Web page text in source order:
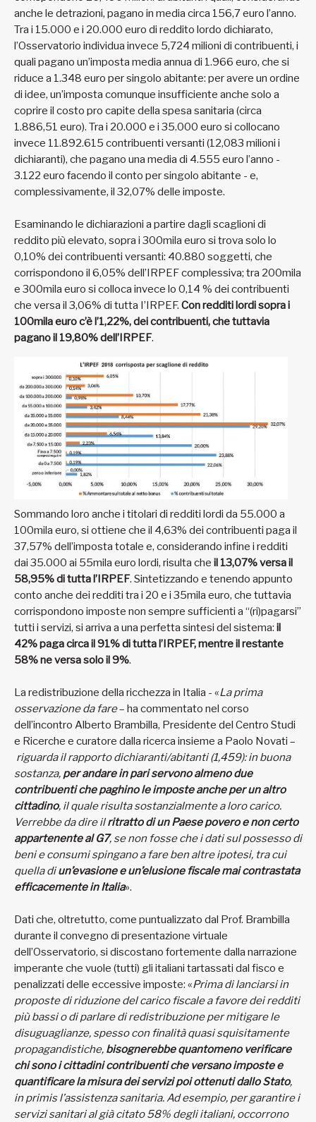
anche le detrazioni, pagano in media circa 156,7 euro l’anno.
Tra i 15.000 e i 20.000 euro di reddito lordo dichiarato,
l’Osservatorio individua invece 5,724 milioni di contribuenti, i
quali pagano un’imposta media annua di 1.966 euro, che si
riduce a 1.348 euro per singolo abitante: per avere un ordine
di idee, un’imposta comunque insufficiente anche solo a
coprire il costo pro capite della spesa sanitaria (circa
1.886,51 euro). Tra i 20.000 e i 35.000 euro si collocano
invece 11.892.615 contribuenti versanti (12,083 milioni i
dichiaranti), che pagano una media di 4.555 euro l’anno -
3.122 euro facendo il conto per singolo abitante - e,
complessivamente, il 32,07% delle imposte.
Esaminando le dichiarazioni a partire dagli scaglioni di
reddito più elevato, sopra i 300mila euro si trova solo lo
0,10% dei contribuenti versanti: 40.880 soggetti, che
corrispondono il 6,05% dell’IRPEF complessiva; tra 200mila
e 300mila euro si colloca invece lo 0,14 % dei contribuenti
che versa il 3,06% di tutta I’IRPEF. Con redditi lordi sopra i
100mila euro c’è l’1,22%, dei contribuenti, che tuttavia
pagano il 19,80% dell’IRPEF.
Sommando loro anche i titolari di redditi lordi da 55.000 a
100mila euro, si ottiene che il 4,63% dei contribuenti paga il
37,57% dell’imposta totale e, considerando infine i redditi
dai 35.000 ai 55mila euro lordi, risulta che il 13,07% versa il
58,95% di tutta l’IRPEF. Sintetizzando e tenendo appunto
conto anche dei redditi tra i 20 e i 35mila euro, che tuttavia
corrispondono imposte non sempre sufficienti a “(ri)pagarsi”
tutti i servizi, si arriva a una perfetta sintesi del sistema: il
42% paga circa il 91% di tutta l’IRPEF, mentre il restante
58% ne versa solo il 9%.
La redistribuzione della ricchezza in Italia - «La prima
osservazione da fare– ha commentato nel corso
dell’incontro Alberto Brambilla, Presidente del Centro Studi
e Ricerche e curatore dalla ricerca insieme a Paolo Novati –
riguarda il rapporto dichiaranti/abitanti (1,459): in buona
sostanza, per andare in pari servono almeno due
contribuenti che paghino le imposte anche per un altro
cittadino, il quale risulta sostanzialmente a loro carico.
Verrebbe da dire ilritratto di un Paese povero e non certo
appartenente al G7, se non fosse che i dati sul possesso di
beni e consumi spingano a fare ben altre ipotesi, tra cui
quella diun’evasione e un’elusione fiscale mai contrastata
efficacemente in Italia».
Dati che, oltretutto, come puntualizzato dal Prof. Brambilla
durante il convegno di presentazione virtuale
dell’Osservatorio, si discostano fortemente dalla narrazione
imperante che vuole (tutti) gli italiani tartassati dal fisco e
penalizzati delle eccessive imposte: «Prima di lanciarsi in
proposte di riduzione del carico fiscale a favore dei redditi
più bassi o di parlare di redistribuzione per mitigare le
disuguaglianze, spesso con finalità quasi squisitamente
propagandistiche, bisognerebbe quantomeno verificare
chi sono i cittadini contribuenti che versano imposte e
quantificare la misura dei servizi poi ottenuti dallo Stato,
in primis l’assistenza sanitaria. Ad esempio, per garantire i
servizi sanitari al già citato 58% degli italiani, occorrono